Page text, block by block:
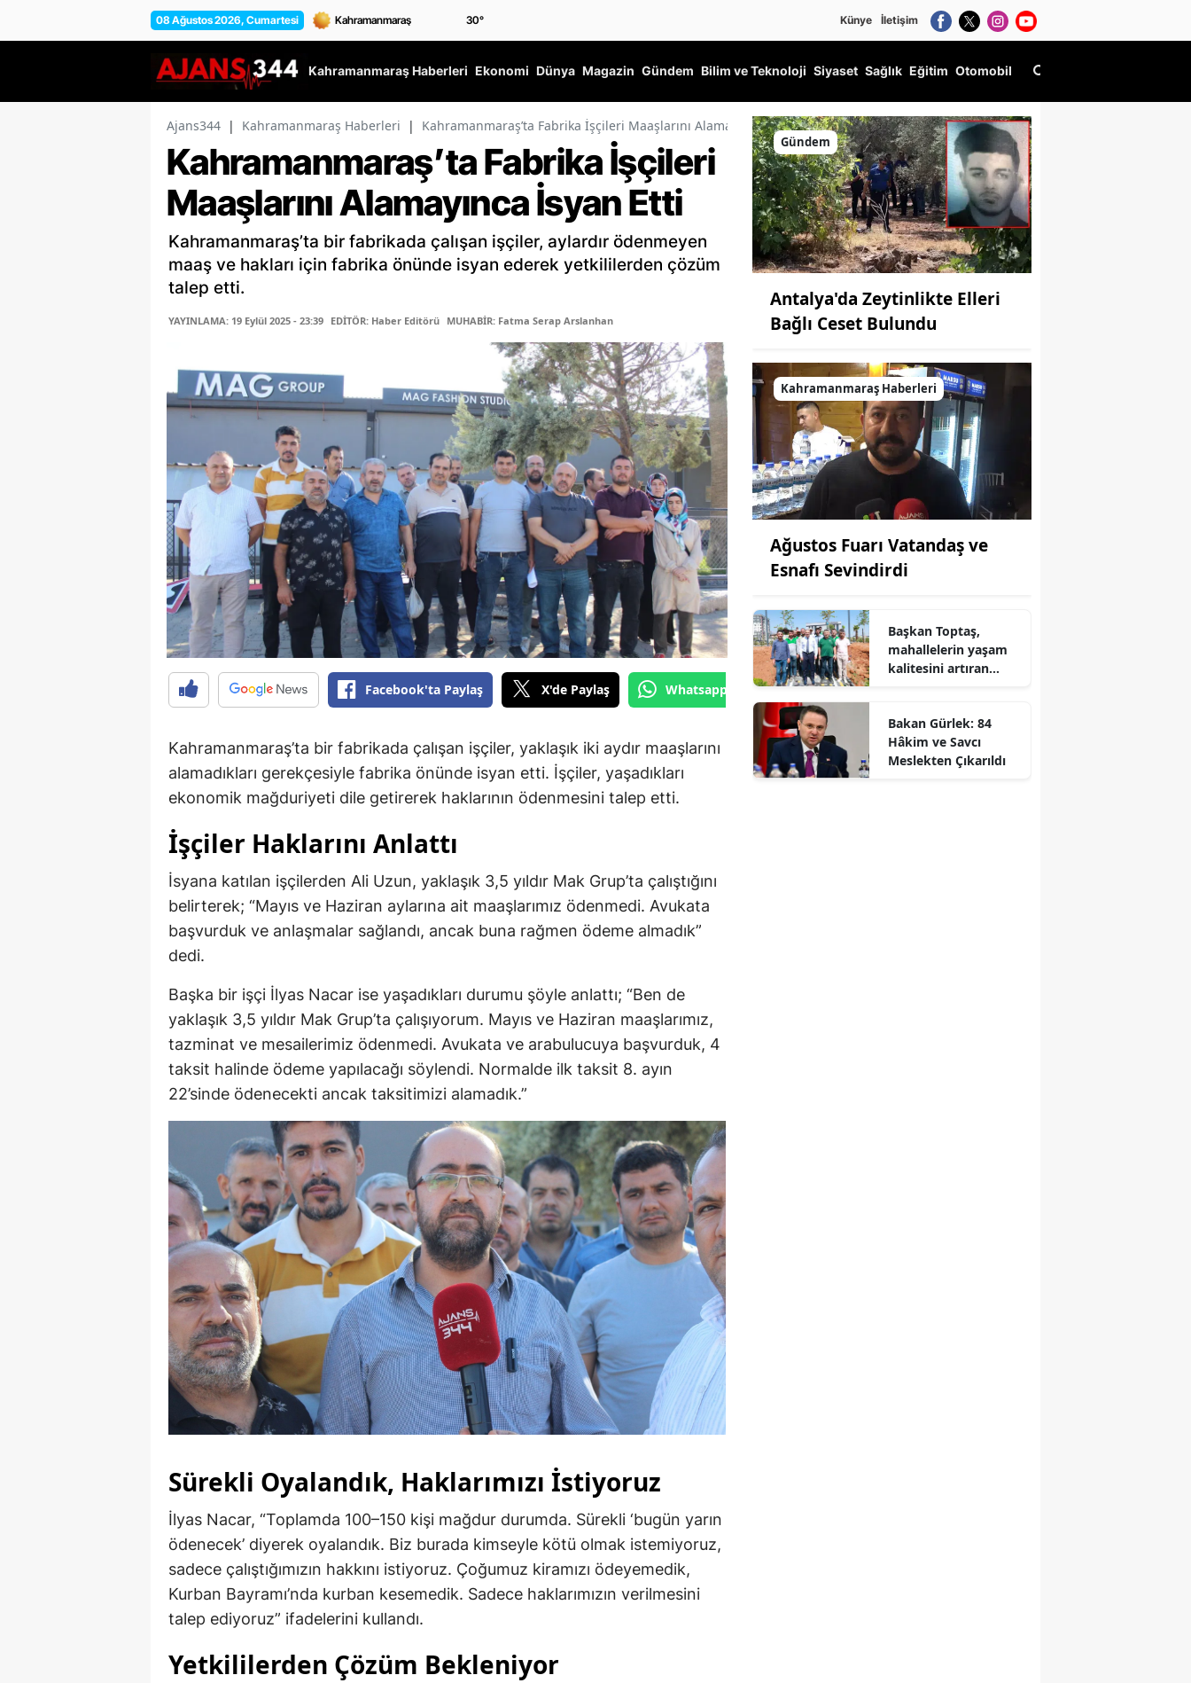
08 Ağustos 2026, Cumartesi 30° Künye İletişim
Kahramanmaraş Haberleri Ekonomi Dünya Magazin Gündem Bilim ve Teknoloji Siyaset Sağlık Eğitim Otomobil
Ajans344 | Kahramanmaraş Haberleri | Kahramanmaraş’ta Fabrika İşçileri Maaşlarını Alamayınca İsyan Etti
Kahramanmaraş’ta Fabrika İşçileri
Maaşlarını Alamayınca İsyan Etti
Kahramanmaraş’ta bir fabrikada çalışan işçiler, aylardır ödenmeyen
maaş ve hakları için fabrika önünde isyan ederek yetkililerden çözüm
talep etti.
YAYINLAMA: 19 Eylül 2025 - 23:39 EDİTÖR: Haber Editörü MUHABİR: Fatma Serap Arslanhan
Facebook'ta Paylaş X'de Paylaş Whatsapp'tan Gönder
Kahramanmaraş’ta bir fabrikada çalışan işçiler, yaklaşık iki aydır maaşlarını
alamadıkları gerekçesiyle fabrika önünde isyan etti. İşçiler, yaşadıkları
ekonomik mağduriyeti dile getirerek haklarının ödenmesini talep etti.
İşçiler Haklarını Anlattı
İsyana katılan işçilerden Ali Uzun, yaklaşık 3,5 yıldır Mak Grup’ta çalıştığını
belirterek; “Mayıs ve Haziran aylarına ait maaşlarımız ödenmedi. Avukata
başvurduk ve anlaşmalar sağlandı, ancak buna rağmen ödeme almadık”
dedi.
Başka bir işçi İlyas Nacar ise yaşadıkları durumu şöyle anlattı; “Ben de
yaklaşık 3,5 yıldır Mak Grup’ta çalışıyorum. Mayıs ve Haziran maaşlarımız,
tazminat ve mesailerimiz ödenmedi. Avukata ve arabulucuya başvurduk, 4
taksit halinde ödeme yapılacağı söylendi. Normalde ilk taksit 8. ayın
22’sinde ödenecekti ancak taksitimizi alamadık.”
Sürekli Oyalandık, Haklarımızı İstiyoruz
İlyas Nacar, “Toplamda 100–150 kişi mağdur durumda. Sürekli ‘bugün yarın
ödenecek’ diyerek oyalandık. Biz burada kimseyle kötü olmak istemiyoruz,
sadece çalıştığımızın hakkını istiyoruz. Çoğumuz kiramızı ödeyemedik,
Kurban Bayramı’nda kurban kesemedik. Sadece haklarımızın verilmesini
talep ediyoruz” ifadelerini kullandı.
Yetkililerden Çözüm Bekleniyor
Gündem
Antalya'da Zeytinlikte Elleri
Bağlı Ceset Bulundu
Kahramanmaraş Haberleri
Ağustos Fuarı Vatandaş ve
Esnafı Sevindirdi
Başkan Toptaş,
mahallelerin yaşam
kalitesini artıran
Bakan Gürlek: 84
Hâkim ve Savcı
Meslekten Çıkarıldı